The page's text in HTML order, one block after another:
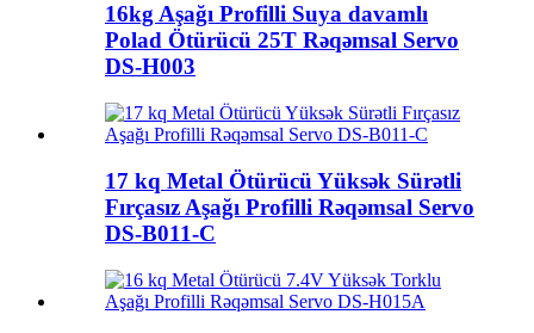
16kg Aşağı Profilli Suya davamlı
Polad Ötürücü 25T Rəqəmsal Servo
DS-H003
17 kq Metal Ötürücü Yüksək Sürətli
Fırçasız Aşağı Profilli Rəqəmsal Servo
DS-B011-C